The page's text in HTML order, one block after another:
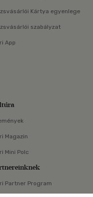
Kártya egyenlege
szabályzat
App
Magazin
Mini Polc
Partner Program